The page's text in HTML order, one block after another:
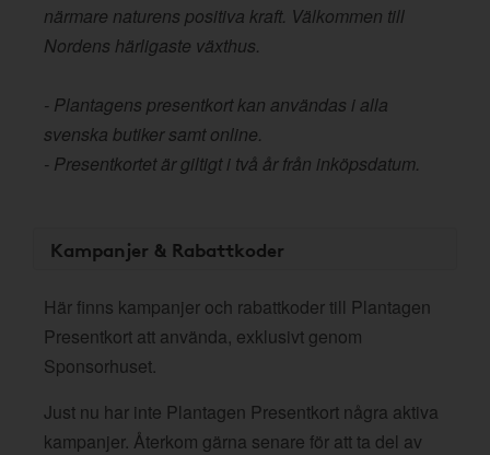
närmare naturens positiva kraft. Välkommen till
Nordens härligaste växthus.
- Plantagens presentkort kan användas i alla
svenska butiker samt online.
- Presentkortet är giltigt i två år från inköpsdatum.
Kampanjer & Rabattkoder
Här finns kampanjer och rabattkoder till Plantagen
Presentkort att använda, exklusivt genom
Sponsorhuset.
Just nu har inte Plantagen Presentkort några aktiva
kampanjer. Återkom gärna senare för att ta del av